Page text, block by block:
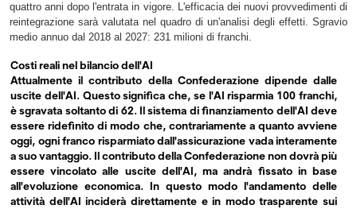
quattro anni dopo l'entrata in vigore. L'efficacia dei nuovi provvedimenti di
reintegrazione sarà valutata nel quadro di un'analisi degli effetti. Sgravio
medio annuo dal 2018 al 2027: 231 milioni di franchi.
Costi reali nel bilancio dell'AI
Attualmente il contributo della Confederazione dipende dalle
uscite dell'AI. Questo significa che, se l'AI risparmia 100 franchi,
è sgravata soltanto di 62. Il sistema di finanziamento dell'AI deve
essere ridefinito di modo che, contrariamente a quanto avviene
oggi, ogni franco risparmiato dall'assicurazione vada interamente
a suo vantaggio. Il contributo della Confederazione non dovrà più
essere vincolato alle uscite dell'AI, ma andrà fissato in base
all'evoluzione economica. In questo modo l'andamento delle
attività dell'AI inciderà direttamente e in modo trasparente sui